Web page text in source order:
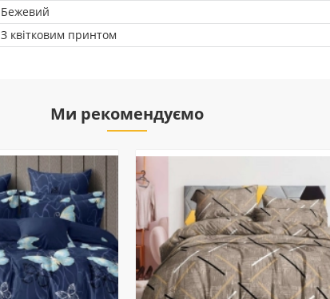
Бежевий
З квітковим принтом
Ми рекомендуємо